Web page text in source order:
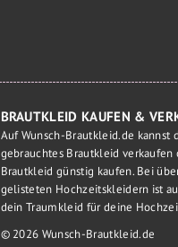
BRAUTKLEID KAUFEN &
Auf Wunsch-Brautkleid.de kannst
gebrauchtes Brautkleid verkaufen
Brautkleid günstig kaufen. Bei
gelisteten Hochzeitskleidern ist
dein Traumkleid für deine
© 2026 Wunsch-Brautkleid.de